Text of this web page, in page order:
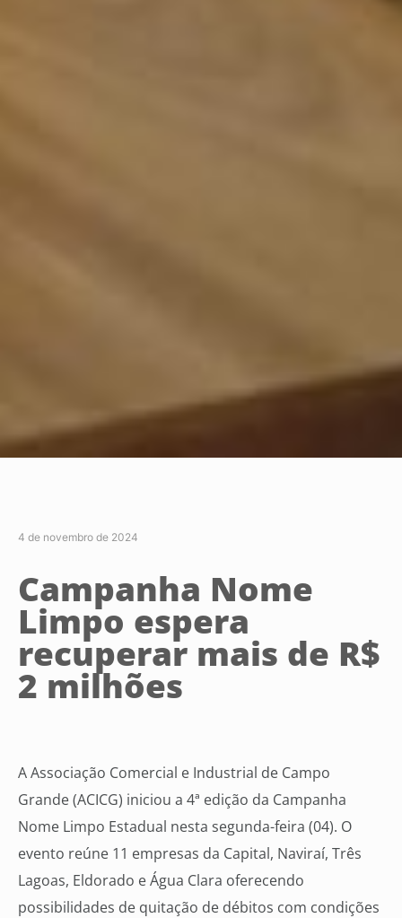
4 de novembro de 2024
Campanha Nome
Limpo espera
recuperar mais de R$
2 milhões
A Associação Comercial e Industrial de Campo
Grande (ACICG) iniciou a 4ª edição da Campanha
Nome Limpo Estadual nesta segunda-feira (04). O
evento reúne 11 empresas da Capital, Naviraí, Três
Lagoas, Eldorado e Água Clara oferecendo
possibilidades de quitação de débitos com condições